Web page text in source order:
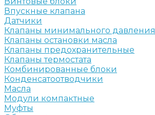
Впускные клапана
Датчики
Клапаны минимального давления
Клапаны остановки масла
Клапаны предохранительные
Клапаны термостата
Комбинированные блоки
Конденсатоотводчики
Масла
Модули компактные
Муфты